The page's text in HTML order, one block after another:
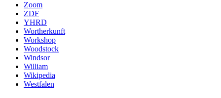
Zoom
ZDF
YHRD
Wortherkunft
Workshop
Woodstock
Windsor
William
Wikipedia
Westfalen